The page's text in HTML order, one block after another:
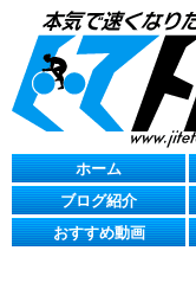
ホーム
ブログ紹介
おすすめ動画